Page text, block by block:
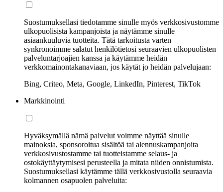
Suostumuksellasi tiedotamme sinulle myös verkkosivustomme
ulkopuolisista kampanjoista ja näytämme sinulle
asiaankuuluvia tuotteita. Tätä tarkoitusta varten
synkronoimme salatut henkilötietosi seuraavien ulkopuolisten
palveluntarjoajien kanssa ja käytämme heidän
verkkomainontakanaviaan, jos käytät jo heidän palvelujaan:
Bing, Criteo, Meta, Google, LinkedIn, Pinterest, TikTok
Markkinointi
Hyväksymällä nämä palvelut voimme näyttää sinulle
mainoksia, sponsoroitua sisältöä tai alennuskampanjoita
verkkosivustostamme tai tuotteistamme selaus- ja
ostokäyttäytymisesi perusteella ja mitata niiden onnistumista.
Suostumuksellasi käytämme tällä verkkosivustolla seuraavia
kolmannen osapuolen palveluita: